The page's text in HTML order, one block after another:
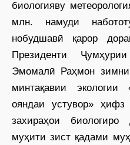
биологияву
млн. намуди
нобудшавӣ қарор
Президенти
Эмомалӣ ­Раҳмон
минтақавии
ояндаи устувор»
захираҳои
муҳити зист қадами